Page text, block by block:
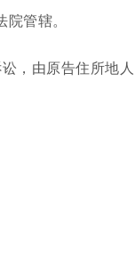
院管辖。
，由原告住所地人